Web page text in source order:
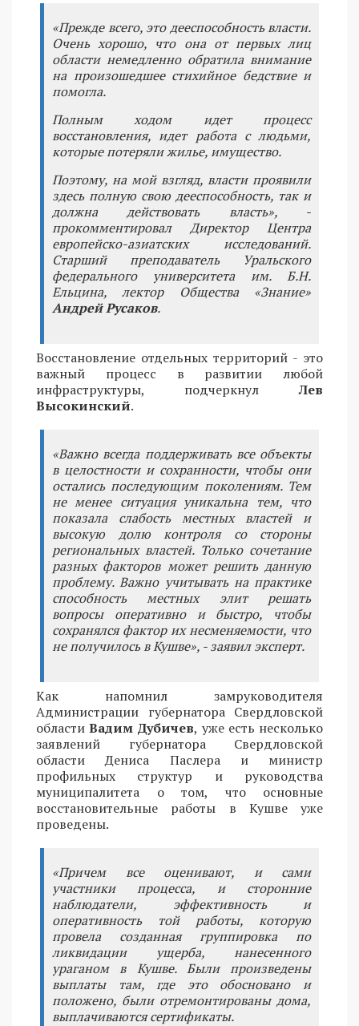
«Прежде всего, это дееспособность власти.
Очень хорошо, что она от первых лиц
области немедленно обратила внимание
на произошедшее стихийное бедствие и
помогла.
Полным ходом идет процесс
восстановления, идет работа с людьми,
которые потеряли жилье, имущество.
Поэтому, на мой взгляд, власти проявили
здесь полную свою дееспособность, так и
должна действовать власть», -
прокомментировал Директор Центра
европейско-азиатских исследований.
Старший преподаватель Уральского
федерального университета им. Б.Н.
Ельцина, лектор Общества «Знание»
Андрей Русаков.
Восстановление отдельных территорий - это
важный процесс в развитии любой
инфраструктуры, подчеркнулЛев
Высокинский.
«Важно всегда поддерживать все объекты
в целостности и сохранности, чтобы они
остались последующим поколениям. Тем
не менее ситуация уникальна тем, что
показала слабость местных властей и
высокую долю контроля со стороны
региональных властей. Только сочетание
разных факторов может решить данную
проблему. Важно учитывать на практике
способность местных элит решать
вопросы оперативно и быстро, чтобы
сохранялся фактор их несменяемости, что
не получилось в Кушве», - заявил эксперт.
Как напомнил замруководителя
Администрации губернатора Свердловской
областиВадим Дубичев, уже есть несколько
заявлений губернатора Свердловской
области Дениса Паслера и министр
профильных структур и руководства
муниципалитета о том, что основные
восстановительные работы в Кушве уже
проведены.
«Причем все оценивают, и сами
участники процесса, и сторонние
наблюдатели, эффективность и
оперативность той работы, которую
провела созданная группировка по
ликвидации ущерба, нанесенного
ураганом в Кушве. Были произведены
выплаты там, где это обосновано и
положено, были отремонтированы дома,
выплачиваются сертификаты.